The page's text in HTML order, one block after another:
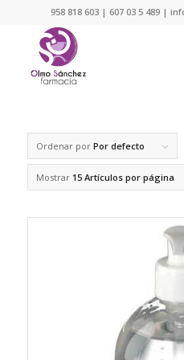
958 818 603 | 607 03 5 489 |
Ordenar por Por defecto
Mostrar 15 Artículos por página